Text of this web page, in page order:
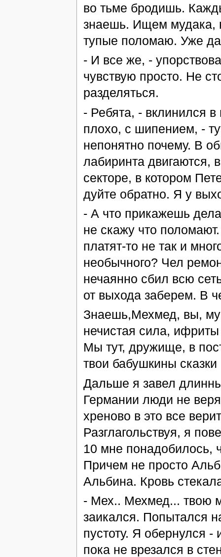
во тьме бродишь.
знаешь. Ищем мудака,
тупые поломаю. Уже
- И все же, -
чувствую просто. Не
разделяться.
- Ребята, - вклинился
плохо, с шипением, -
непонятно почему. В
лабиринта двигаются,
секторе, в котором
дуйте обратно. Я у
- А что прикажешь
не скажу что
платят-то не так и
необычного? Чел
нечаянно сбил всю
от выхода заберем. В
Знаешь,Мехмед, вы,
нечистая сила,
Мы тут, дружище, в
твои бабушкины
Дальше я завел
Германии люди не
хреново в это все
Разглагольствуя, я
10 мне понадобилось,
Причем не просто
Альбина. Кровь
- Мех.. Мехмед... твою
заикался. Попытался
пустоту. Я обернулся -
пока не врезался в